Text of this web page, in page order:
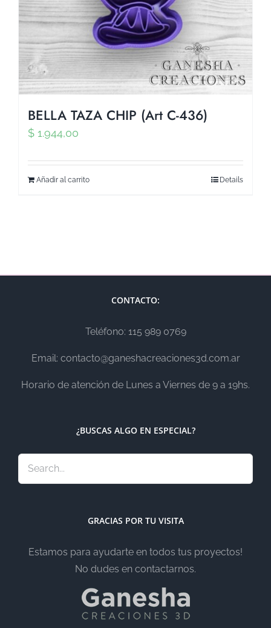
BELLA TAZA CHIP (Art C-436)
$ 1.944,00
Añadir al carrito Details
CONTACTO:
Teléfono: 115 989 0769
Email: contacto@ganeshacreaciones3d.com.ar
Horario de atención de Lunes a Viernes de 9 a 19hs.
¿BUSCAS ALGO EN ESPECIAL?
GRACIAS POR TU VISITA
Estamos para ayudarte en todos tus proyectos!
No dudes en contactarnos.